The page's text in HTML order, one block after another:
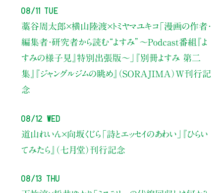
08/11 Tue
藁谷周太郎×横山陸渡×トミヤマユキコ「漫画の作者・
編集者・研究者から読む“よすみ” 〜Podcast番組『よ
すみの様子見』特別出張版〜」
『別冊よすみ 第二
集』『ジャングルジムの眺め』（SORAJIMA）W刊行記
念
08/12 Wed
道山れいん×向坂くじら 「詩とエッセイのあわい」
『ひらい
てみたら』（七月堂）刊行記念
08/13 Thu